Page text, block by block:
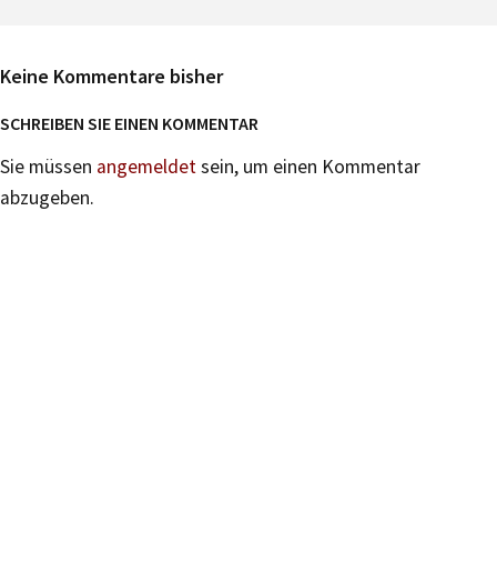
Keine Kommentare bisher
SCHREIBEN SIE EINEN KOMMENTAR
Sie müssen angemeldetsein, um einen Kommentar
abzugeben.